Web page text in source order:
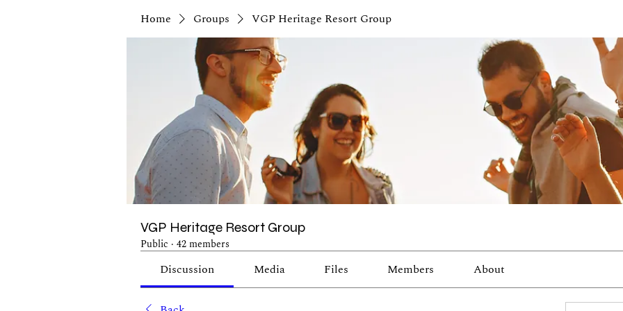
Home Groups VGP Heritage Resort Group
VGP Heritage Resort Group
Public · 42 members
Discussion Media Files Members About